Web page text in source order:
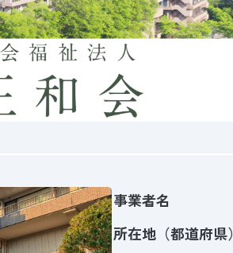
事業者名
所在地（都道府県）